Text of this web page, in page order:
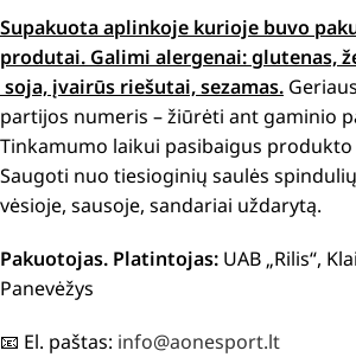
Supakuota aplinkoje kurioje buvo
produtai. Galimi alergenai: glutenas,
soja, įvairūs riešutai, sezamas.
partijos numeris – žiūrėti ant gaminio
Tinkamumo laikui pasibaigus
Saugoti nuo tiesioginių saulės
vėsioje, sausoje, sandariai uždarytą.
Pakuotojas. Platintojas: UAB „Rilis“,
Panevėžys
📧 El. paštas: info@aonesport.lt